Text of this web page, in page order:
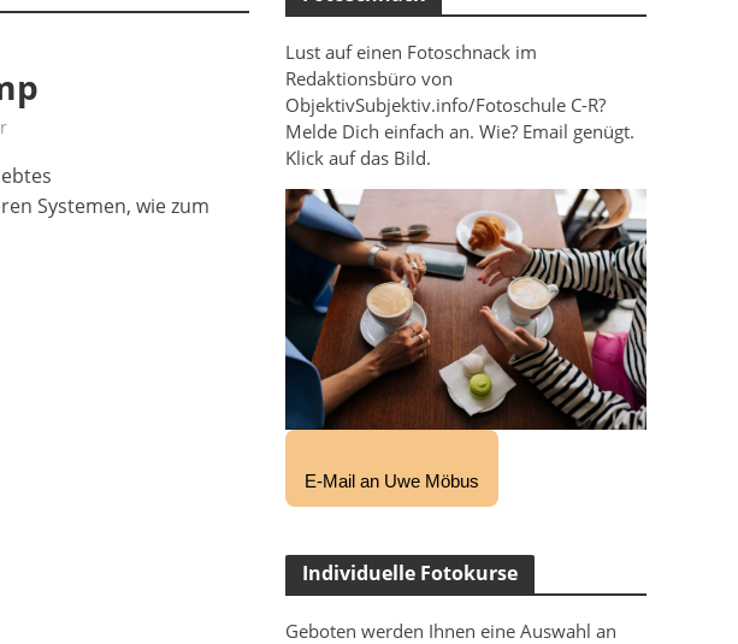
Systemen, wie zum
Lust auf einen Fotoschnack im
Redaktionsbüro von
ObjektivSubjektiv.info/Fotoschule C-R?
Melde Dich einfach an. Wie? Email genügt.
Klick auf das Bild.
E-Mail an Uwe Möbus
Individuelle Fotokurse
Geboten werden Ihnen eine Auswahl an